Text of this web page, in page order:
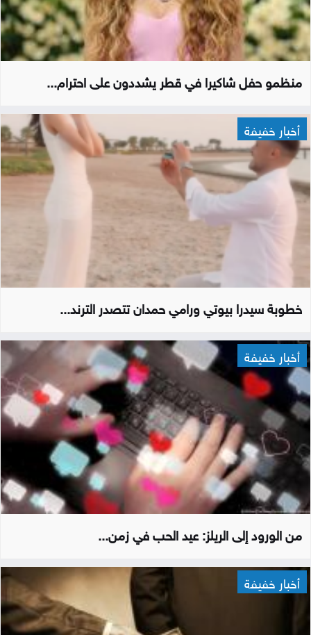
منظمو حفل شاكيرا في قطر يشددون على احترام...
أخبار خفيفة
خطوبة سيدرا بيوتي ورامي حمدان تتصدر الترند...
أخبار خفيفة
من الورود إلى الريلز: عيد الحب في زمن...
أخبار خفيفة